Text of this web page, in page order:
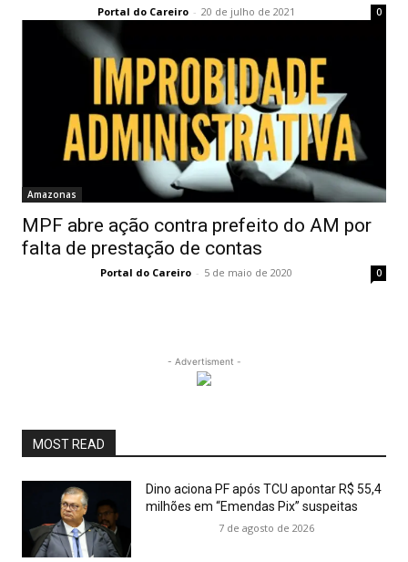
Portal do Careiro - 20 de julho de 2021 0
Amazonas
MPF abre ação contra prefeito do AM por
falta de prestação de contas
Portal do Careiro - 5 de maio de 2020 0
- Advertisment -
MOST READ
Dino aciona PF após TCU apontar R$ 55,4
milhões em “Emendas Pix” suspeitas
7 de agosto de 2026